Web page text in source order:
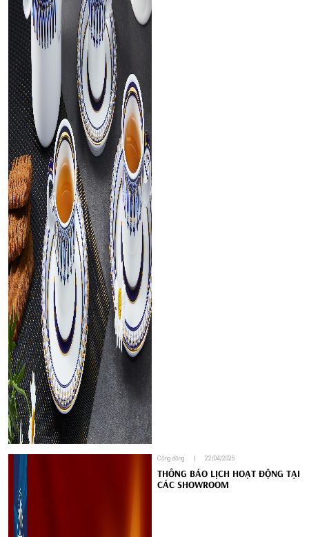
Cộng đồng 22/04/2026
THÔNG BÁO LỊCH HOẠT ĐỘNG TẠI
CÁC SHOWROOM